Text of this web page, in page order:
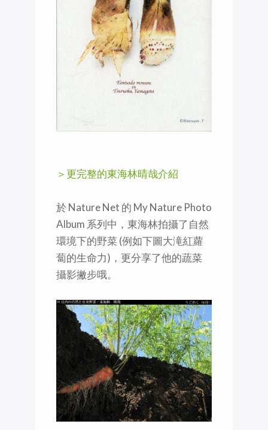
＞更完整的東海林晴哉介紹
於 Nature Net 的 My Nature Photo
Album 系列中，東海林拍攝了自然
環境下的野菜 (例如下圖大滝紅蘿
蔔的生命力)，更分享了他的蔬菜
攝影撇步哦。